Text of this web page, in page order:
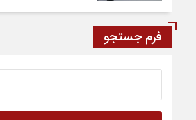
فرم جستجو